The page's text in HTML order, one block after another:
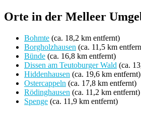
Orte in der Melleer
Bohmte (ca. 18,2 km entfernt)
Borgholzhausen (ca. 11,5 km
Bünde (ca. 16,8 km entfernt)
Dissen am Teutoburger Wald (ca.
Hiddenhausen (ca. 19,6 km entfernt)
Ostercappeln (ca. 17,8 km entfernt)
Rödinghausen (ca. 11,2 km entfernt)
Spenge (ca. 11,9 km entfernt)